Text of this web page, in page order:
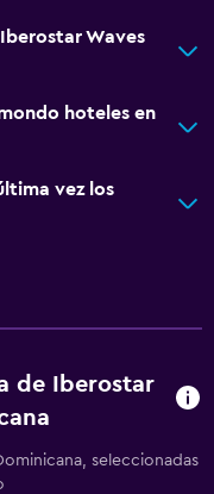
Waves
hoteles en
vez los
de Iberostar
seleccionadas